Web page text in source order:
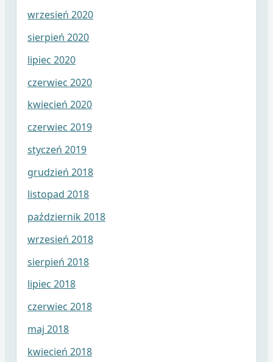
wrzesień 2020
sierpień 2020
lipiec 2020
czerwiec 2020
kwiecień 2020
czerwiec 2019
styczeń 2019
grudzień 2018
listopad 2018
październik 2018
wrzesień 2018
sierpień 2018
lipiec 2018
czerwiec 2018
maj 2018
kwiecień 2018